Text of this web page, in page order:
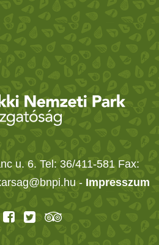
u. 6. Tel: 36/411-581 Fax:
- Impresszum